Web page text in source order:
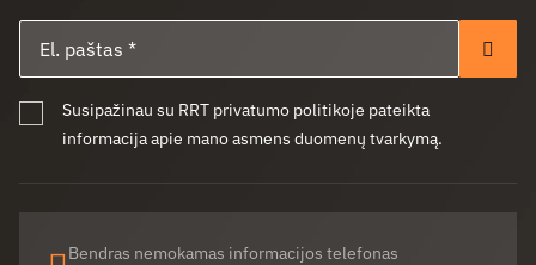
Susipažinau su RRT privatumo politikoje pateikta
informacija apie mano asmens duomenų tvarkymą.
Bendras nemokamas informacijos telefonas